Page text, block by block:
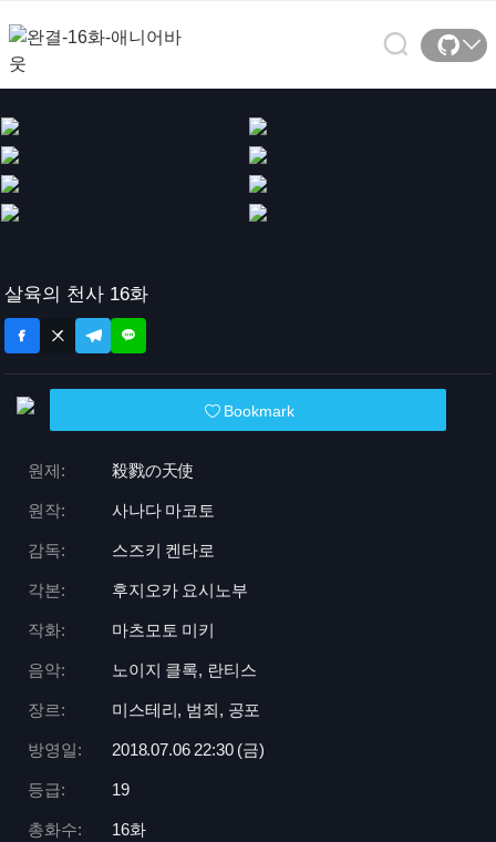
살육의 천사 16화
Bookmark
원제: 殺戮の天使
원작: 사나다 마코토
감독: 스즈키 켄타로
각본: 후지오카 요시노부
작화: 마츠모토 미키
음악: 노이지 클록, 란티스
장르: 미스테리, 범죄, 공포
방영일: 2018.07.06 22:30 (금)
등급: 19
총화수: 16화